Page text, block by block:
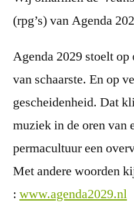
(rpg’s) van Agenda
Agenda 2029 stoelt
van schaarste. En op
gescheidenheid. Dat
muziek in de oren van
permacultuur een
Met andere woorden
: www.agenda2029.nl